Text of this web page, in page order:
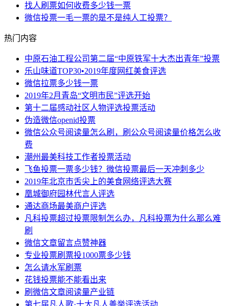
找人刷票如何收费多少钱一票
微信投票一毛一票的是不是纯人工投票？
热门内容
中原石油工程公司第二届“中原铁军十大杰出青年”投票
乐山味道TOP30•2019年度网红美食评选
微信拉票多少钱一票
2019年2月青岛“文明市民”评选开始
第十二届感动社区人物评选投票活动
伪造微信openid投票
微信公众号阅读量怎么刷，刷公众号阅读量价格怎么收
费
潮州最美科技工作者投票活动
飞鱼投票一票多少钱？微信投票最后一天冲刺多少
2019年北京市舌尖上的美食网络评选大赛
凰城御府园林代言人评选
通达商场最美商户评选
凡科投票超过投票限制怎么办，凡科投票为什么那么难
刷
微信文章留言点赞神器
专业投票刷票投1000票多少钱
怎么请水军刷票
花钱投票能不能看出来
刷微信文章阅读量产业链
第七届凡人歌·十大凡人善举评选活动